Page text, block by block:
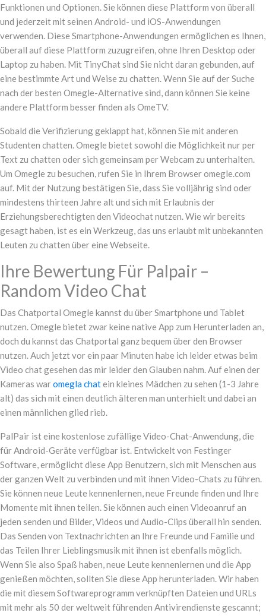
Funktionen und Optionen. Sie können diese Plattform von überall
und jederzeit mit seinen Android- und iOS-Anwendungen
verwenden. Diese Smartphone-Anwendungen ermöglichen es Ihnen,
überall auf diese Plattform zuzugreifen, ohne Ihren Desktop oder
Laptop zu haben. Mit TinyChat sind Sie nicht daran gebunden, auf
eine bestimmte Art und Weise zu chatten. Wenn Sie auf der Suche
nach der besten Omegle-Alternative sind, dann können Sie keine
andere Plattform besser finden als OmeTV.
Sobald die Verifizierung geklappt hat, können Sie mit anderen
Studenten chatten. Omegle bietet sowohl die Möglichkeit nur per
Text zu chatten oder sich gemeinsam per Webcam zu unterhalten.
Um Omegle zu besuchen, rufen Sie in Ihrem Browser omegle.com
auf. Mit der Nutzung bestätigen Sie, dass Sie volljährig sind oder
mindestens thirteen Jahre alt und sich mit Erlaubnis der
Erziehungsberechtigten den Videochat nutzen. Wie wir bereits
gesagt haben, ist es ein Werkzeug, das uns erlaubt mit unbekannten
Leuten zu chatten über eine Webseite.
Ihre Bewertung Für Palpair –
Random Video Chat
Das Chatportal Omegle kannst du über Smartphone und Tablet
nutzen. Omegle bietet zwar keine native App zum Herunterladen an,
doch du kannst das Chatportal ganz bequem über den Browser
nutzen. Auch jetzt vor ein paar Minuten habe ich leider etwas beim
Video chat gesehen das mir leider den Glauben nahm. Auf einen der
Kameras waromegla chatein kleines Mädchen zu sehen (1-3 Jahre
alt) das sich mit einen deutlich älteren man unterhielt und dabei an
einen männlichen glied rieb.
PalPair ist eine kostenlose zufällige Video-Chat-Anwendung, die
für Android-Geräte verfügbar ist. Entwickelt von Festinger
Software, ermöglicht diese App Benutzern, sich mit Menschen aus
der ganzen Welt zu verbinden und mit ihnen Video-Chats zu führen.
Sie können neue Leute kennenlernen, neue Freunde finden und Ihre
Momente mit ihnen teilen. Sie können auch einen Videoanruf an
jeden senden und Bilder, Videos und Audio-Clips überall hin senden.
Das Senden von Textnachrichten an Ihre Freunde und Familie und
das Teilen Ihrer Lieblingsmusik mit ihnen ist ebenfalls möglich.
Wenn Sie also Spaß haben, neue Leute kennenlernen und die App
genießen möchten, sollten Sie diese App herunterladen. Wir haben
die mit diesem Softwareprogramm verknüpften Dateien und URLs
mit mehr als 50 der weltweit führenden Antivirendienste gescannt;